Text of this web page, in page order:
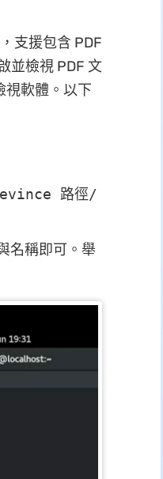
支援包含 PDF
並檢視 PDF 文
視軟體。以下
路徑/
名稱即可。舉